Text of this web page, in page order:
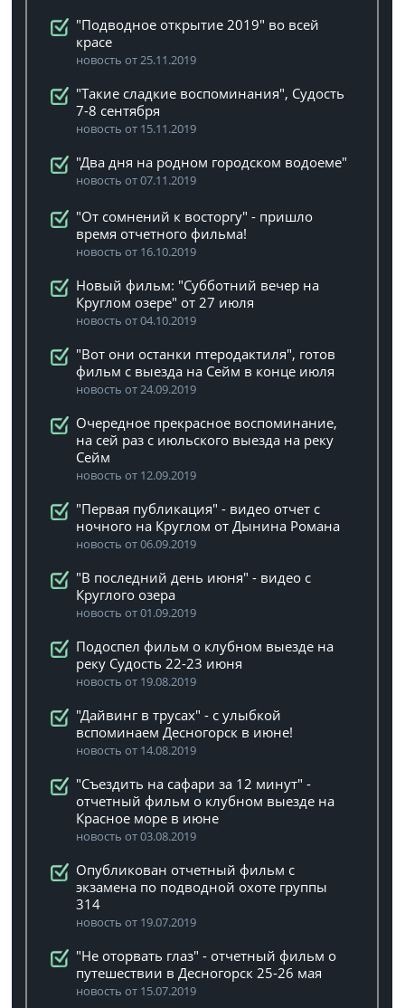
"Подводное открытие 2019" во всей
красе
новость от 25.11.2019
"Такие сладкие воспоминания", Судость
7-8 сентября
новость от 15.11.2019
"Два дня на родном городском водоеме"
новость от 07.11.2019
"От сомнений к восторгу" - пришло
время отчетного фильма!
новость от 16.10.2019
Новый фильм: "Субботний вечер на
Круглом озере" от 27 июля
новость от 04.10.2019
"Вот они останки птеродактиля", готов
фильм с выезда на Сейм в конце июля
новость от 24.09.2019
Очередное прекрасное воспоминание,
на сей раз с июльского выезда на реку
Сейм
новость от 12.09.2019
"Первая публикация" - видео отчет с
ночного на Круглом от Дынина Романа
новость от 06.09.2019
"В последний день июня" - видео с
Круглого озера
новость от 01.09.2019
Подоспел фильм о клубном выезде на
реку Судость 22-23 июня
новость от 19.08.2019
"Дайвинг в трусах" - с улыбкой
вспоминаем Десногорск в июне!
новость от 14.08.2019
"Съездить на сафари за 12 минут" -
отчетный фильм о клубном выезде на
Красное море в июне
новость от 03.08.2019
Опубликован отчетный фильм с
экзамена по подводной охоте группы
314
новость от 19.07.2019
"Не оторвать глаз" - отчетный фильм о
путешествии в Десногорск 25-26 мая
новость от 15.07.2019